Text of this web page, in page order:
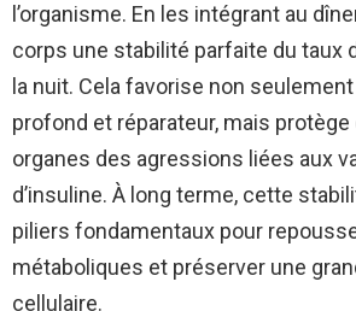
l’organisme. En les intégrant au
corps une stabilité parfaite du taux
la nuit. Cela favorise non
profond et réparateur, mais
organes des agressions liées aux
d’insuline. À long terme, cette
piliers fondamentaux pour
métaboliques et préserver une
cellulaire.